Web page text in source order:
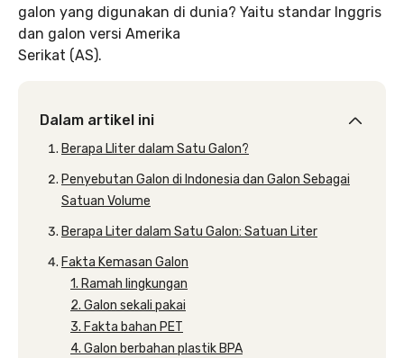
galon yang digunakan di dunia? Yaitu standar Inggris
dan galon versi Amerika
Serikat (AS).
Dalam artikel ini
Berapa Lliter dalam Satu Galon?
Penyebutan Galon di Indonesia dan Galon Sebagai
Satuan Volume
Berapa Liter dalam Satu Galon: Satuan Liter
Fakta Kemasan Galon
1. Ramah lingkungan
2. Galon sekali pakai
3. Fakta bahan PET
4. Galon berbahan plastik BPA